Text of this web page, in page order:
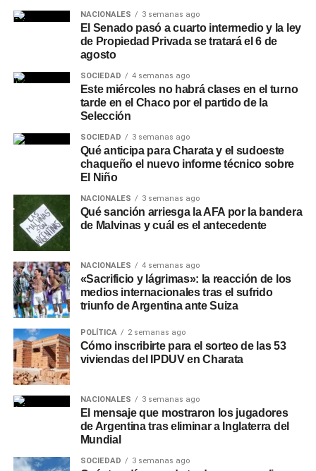
NACIONALES 3 semanas ago
El Senado pasó a cuarto intermedio y la ley
de Propiedad Privada se tratará el 6 de
agosto
SOCIEDAD 4 semanas ago
Este miércoles no habrá clases en el turno
tarde en el Chaco por el partido de la
Selección
SOCIEDAD 3 semanas ago
Qué anticipa para Charata y el sudoeste
chaqueño el nuevo informe técnico sobre
El Niño
NACIONALES 3 semanas ago
Qué sanción arriesga la AFA por la bandera
de Malvinas y cuál es el antecedente
NACIONALES 4 semanas ago
«Sacrificio y lágrimas»: la reacción de los
medios internacionales tras el sufrido
triunfo de Argentina ante Suiza
POLÍTICA 2 semanas ago
Cómo inscribirte para el sorteo de las 53
viviendas del IPDUV en Charata
NACIONALES 3 semanas ago
El mensaje que mostraron los jugadores
de Argentina tras eliminar a Inglaterra del
Mundial
SOCIEDAD 3 semanas ago